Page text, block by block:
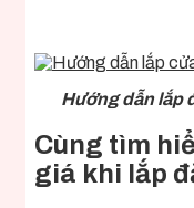
Hướng dẫn lắp
Cùng tìm
giá khi lắp